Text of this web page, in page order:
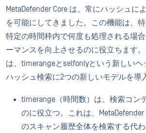
MetaDefender Core は、常にハッシュに
を可能にしてきました。この機能は、
特定の時間枠内で何度も処理される場
ーマンスを向上させるのに役立ちます
は、timerangeとselfonlyという新しいヘ
ハッシュ検索に2つの新しいモデルを導
timerange（時間数）は、検索コン
のに役立つ。これは、MetaDefender
のスキャン履歴全体を検索する代